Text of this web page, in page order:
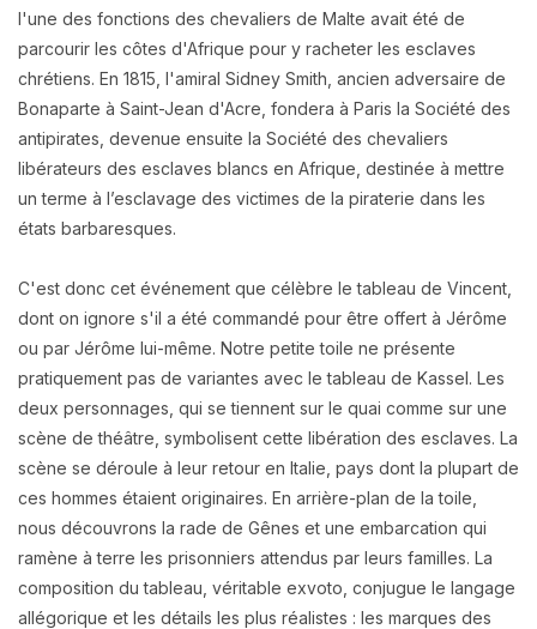
l'une des fonctions des chevaliers de Malte avait été de
parcourir les côtes d'Afrique pour y racheter les esclaves
chrétiens. En 1815, l'amiral Sidney Smith, ancien adversaire de
Bonaparte à Saint-Jean d'Acre, fondera à Paris la Société des
antipirates, devenue ensuite la Société des chevaliers
libérateurs des esclaves blancs en Afrique, destinée à mettre
un terme à l’esclavage des victimes de la piraterie dans les
états barbaresques.
C'est donc cet événement que célèbre le tableau de Vincent,
dont on ignore s'il a été commandé pour être offert à Jérôme
ou par Jérôme lui-même. Notre petite toile ne présente
pratiquement pas de variantes avec le tableau de Kassel. Les
deux personnages, qui se tiennent sur le quai comme sur une
scène de théâtre, symbolisent cette libération des esclaves. La
scène se déroule à leur retour en Italie, pays dont la plupart de
ces hommes étaient originaires. En arrière-plan de la toile,
nous découvrons la rade de Gênes et une embarcation qui
ramène à terre les prisonniers attendus par leurs familles. La
composition du tableau, véritable exvoto, conjugue le langage
allégorique et les détails les plus réalistes : les marques des